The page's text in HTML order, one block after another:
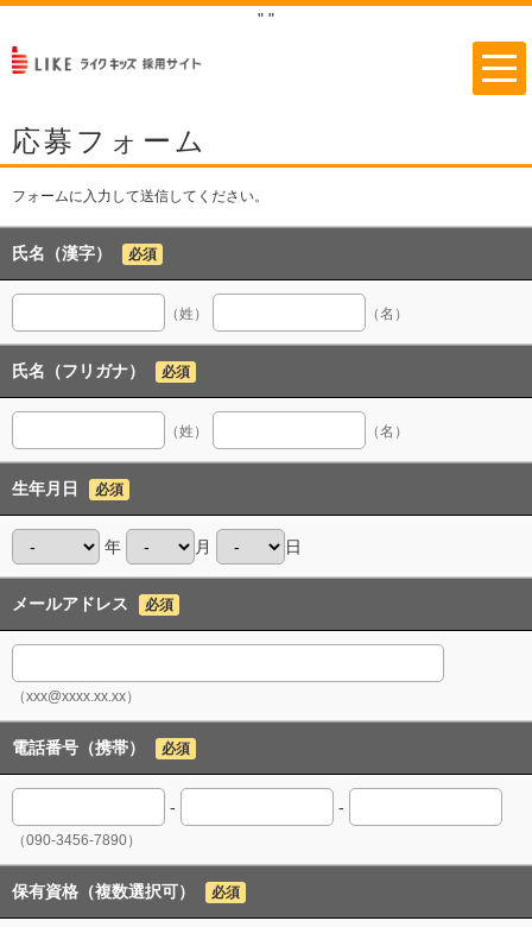
" "
応募フォーム
フォームに入力して送信してください。
氏名（漢字） 必須
（姓） （名）
氏名（フリガナ） 必須
（姓） （名）
生年月日 必須
年 月 日
メールアドレス 必須
（xxx@xxxx.xx.xx）
電話番号（携帯） 必須
- -
（090-3456-7890）
保有資格（複数選択可） 必須